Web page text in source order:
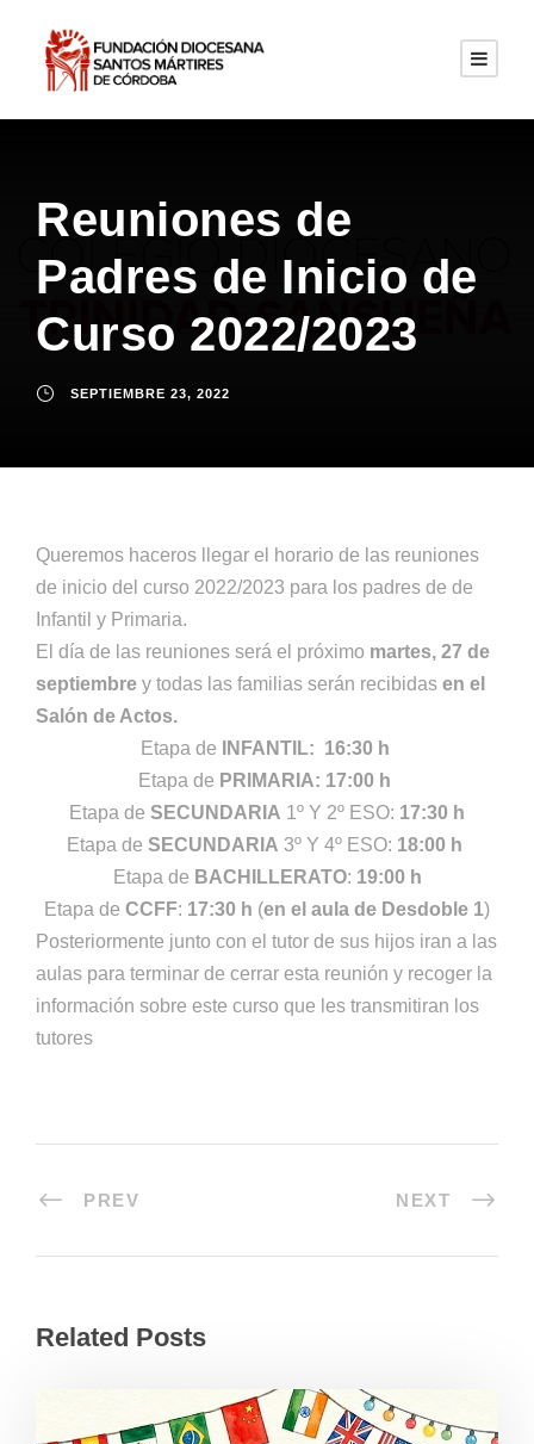
Reuniones de
Padres de Inicio de
Curso 2022/2023
SEPTIEMBRE 23, 2022
Queremos haceros llegar el horario de las reuniones
de inicio del curso 2022/2023 para los padres de de
Infantil y Primaria.
El día de las reuniones será el próximo martes, 27 de
septiembre y todas las familias serán recibidas en el
Salón de Actos.
Etapa de
INFANTIL: 16:30 h
Etapa de PRIMARIA: 17:00 h
Etapa de SECUNDARIA 1º Y 2º ESO: 17:30 h
Etapa de SECUNDARIA 3º Y 4º ESO: 18:00 h
Etapa de BACHILLERATO: 19:00 h
Etapa de CCFF: 17:30 h (en el aula de Desdoble 1)
Posteriormente junto con el tutor de sus hijos iran a las
aulas para terminar de cerrar esta reunión y recoger la
información sobre este curso que les transmitiran los
tutores
PREV NEXT
Related Posts